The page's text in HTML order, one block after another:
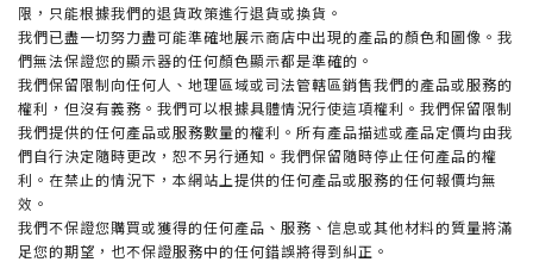
限，只能根據我們的退貨政策進行退貨或換貨。
我們已盡一切努力盡可能準確地展示商店中出現的產品的顏色和圖像。我
們無法保證您的顯示器的任何顏色顯示都是準確的。
我們保留限制向任何人、地理區域或司法管轄區銷售我們的產品或服務的
權利，但沒有義務。我們可以根據具體情況行使這項權利。我們保留限制
我們提供的任何產品或服務數量的權利。所有產品描述或產品定價均由我
們自行決定隨時更改，恕不另行通知。我們保留隨時停止任何產品的權
利。在禁止的情況下，本網站上提供的任何產品或服務的任何報價均無
效。
我們不保證您購買或獲得的任何產品、服務、信息或其他材料的質量將滿
足您的期望，也不保證服務中的任何錯誤將得到糾正。